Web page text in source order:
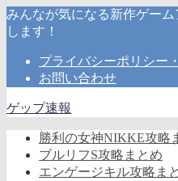
みんなが気になる新作ゲー
します！
プライバシーポリシー
お問い合わせ
ゲップ速報
勝利の女神NIKKE攻略
ブルリフS攻略まとめ
エンゲージキル攻略ま